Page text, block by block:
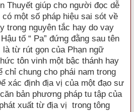
Thuyết giúp cho người đọc dễ
một số pháp hiệu sai sót về
trong nguyên tắc hay do vay
tố “ Pa” đứng đằng sau tên
từ rút gọn của Phạn ngữ
tôn vinh một bậc thánh hay
chỉ chung cho phái nam trong
xác định địa vị của một đạo sư
bản phương pháp tu tập của
xuất từ địa vị trong tông